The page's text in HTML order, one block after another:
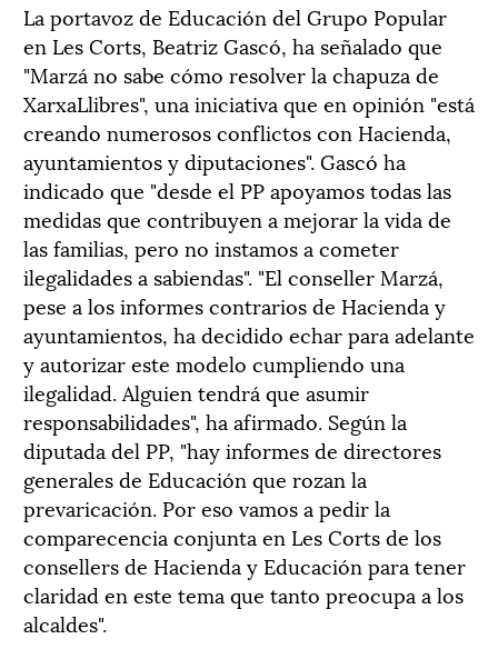
La portavoz de Educación del Grupo Popular
en Les Corts, Beatriz Gascó, ha señalado que
"Marzá no sabe cómo resolver la chapuza de
XarxaLlibres", una iniciativa que en opinión "está
creando numerosos conflictos con Hacienda,
ayuntamientos y diputaciones". Gascó ha
indicado que "desde el PP apoyamos todas las
medidas que contribuyen a mejorar la vida de
las familias, pero no instamos a cometer
ilegalidades a sabiendas". "El conseller Marzá,
pese a los informes contrarios de Hacienda y
ayuntamientos, ha decidido echar para adelante
y autorizar este modelo cumpliendo una
ilegalidad. Alguien tendrá que asumir
responsabilidades", ha afirmado. Según la
diputada del PP, "hay informes de directores
generales de Educación que rozan la
prevaricación. Por eso vamos a pedir la
comparecencia conjunta en Les Corts de los
consellers de Hacienda y Educación para tener
claridad en este tema que tanto preocupa a los
alcaldes".